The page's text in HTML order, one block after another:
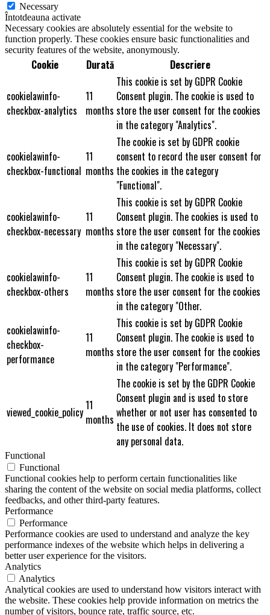
Necessary
Întotdeauna activate
Necessary cookies are absolutely essential for the website to
function properly. These cookies ensure basic functionalities and
security features of the website, anonymously.
Cookie Durată Descriere
cookielawinfo-
checkbox-analytics
11
months
This cookie is set by GDPR Cookie
Consent plugin. The cookie is used to
store the user consent for the cookies
in the category "Analytics".
cookielawinfo-
checkbox-functional
11
months
The cookie is set by GDPR cookie
consent to record the user consent for
the cookies in the category
"Functional".
cookielawinfo-
checkbox-necessary
11
months
This cookie is set by GDPR Cookie
Consent plugin. The cookies is used to
store the user consent for the cookies
in the category "Necessary".
cookielawinfo-
checkbox-others
11
months
This cookie is set by GDPR Cookie
Consent plugin. The cookie is used to
store the user consent for the cookies
in the category "Other.
cookielawinfo-
checkbox-
performance
11
months
This cookie is set by GDPR Cookie
Consent plugin. The cookie is used to
store the user consent for the cookies
in the category "Performance".
viewed_cookie_policy11
months
The cookie is set by the GDPR Cookie
Consent plugin and is used to store
whether or not user has consented to
the use of cookies. It does not store
any personal data.
Functional
Functional
Functional cookies help to perform certain functionalities like
sharing the content of the website on social media platforms, collect
feedbacks, and other third-party features.
Performance
Performance
Performance cookies are used to understand and analyze the key
performance indexes of the website which helps in delivering a
better user experience for the visitors.
Analytics
Analytics
Analytical cookies are used to understand how visitors interact with
the website. These cookies help provide information on metrics the
number of visitors, bounce rate, traffic source, etc.